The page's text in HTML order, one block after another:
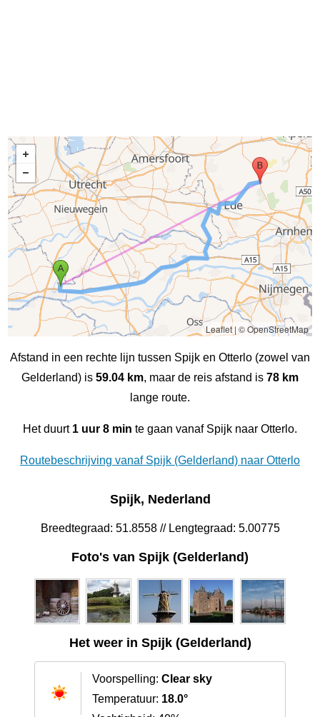
Leaflet| © OpenStreetMap
Afstand in een rechte lijn tussen Spijk en Otterlo (zowel van
Gelderland) is 59.04 km, maar de reis afstand is 78 km
lange route.
Het duurt 1 uur 8 min te gaan vanaf Spijk naar Otterlo.
Routebeschrijving vanaf Spijk (Gelderland) naar Otterlo
Spijk, Nederland
Breedtegraad: 51.8558 // Lengtegraad: 5.00775
Foto's van Spijk (Gelderland)
Het weer in Spijk (Gelderland)
Voorspelling: Clear sky
Temperatuur: 18.0°